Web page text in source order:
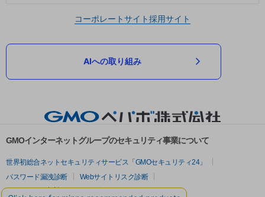
コーポレートサイト採用サイト
AIへの取り組み
GMOインターネットグループのセキュリティ事業について
世界初総合ネットセキュリティサービス「GMOセキュリティ24」
パスワード漏洩診断
Webサイトリスク診断
セキュリティ相談AIチャットボット